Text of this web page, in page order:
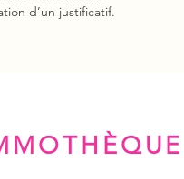
d’un justificatif.